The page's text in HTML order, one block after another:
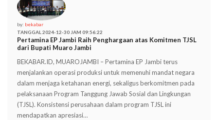
by: bekabar
TANGGAL 2024-12-30 JAM 09:56:22
Pertamina EP Jambi Raih Penghargaan atas Komitmen TJSL
dari Bupati Muaro Jambi
BEKABAR.ID, MUAROJAMBI – Pertamina EP Jambi terus
menjalankan operasi produksi untuk memenuhi mandat negara
dalam menjaga ketahanan energi, sekaligus berkomitmen pada
pelaksanaan Program Tanggung Jawab Sosial dan Lingkungan
(TJSL). Konsistensi perusahaan dalam program TJSL ini
mendapatkan apresiasi…